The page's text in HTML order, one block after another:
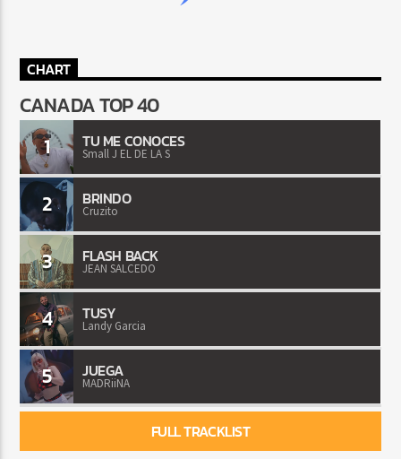
CHART
CANADA TOP 40
1 TU ME CONOCES
Small J EL DE LA S
2 BRINDO
Cruzito
3 FLASH BACK
JEAN SALCEDO
4 TUSY
Landy Garcia
5 JUEGA
MADRiiNA
FULL TRACKLIST